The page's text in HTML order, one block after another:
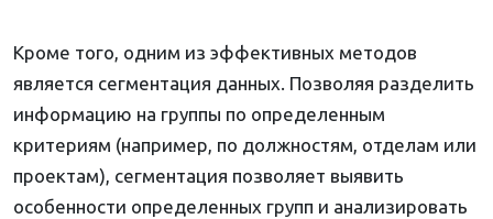
Кроме того, одним из эффективных методов
является сегментация данных. Позволяя разделить
информацию на группы по определенным
критериям (например, по должностям, отделам или
проектам), сегментация позволяет выявить
особенности определенных групп и анализировать